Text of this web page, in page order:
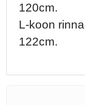
120cm.
L-koon
122cm.